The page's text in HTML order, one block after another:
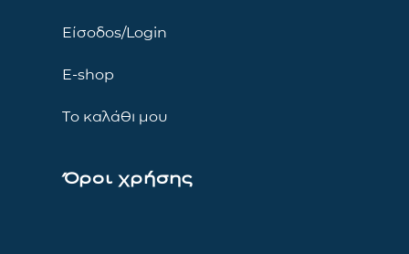
Είσοδος/Login
E-shop
Το καλάθι μου
Όροι χρήσης